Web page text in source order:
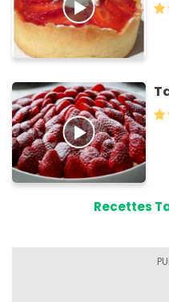
Recettes